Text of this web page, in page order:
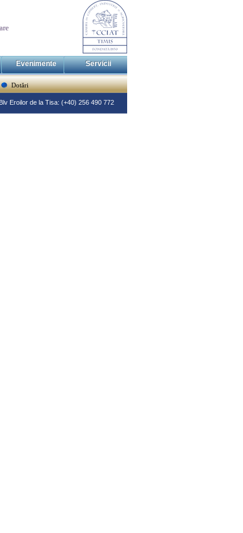
Evenimente Servicii
Dotări
Eroilor de la Tisa: (+40) 256 490 772